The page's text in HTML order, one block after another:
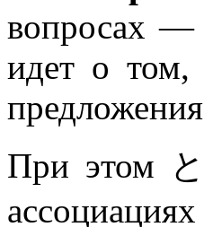
вопросах —
идет о том,
При этом